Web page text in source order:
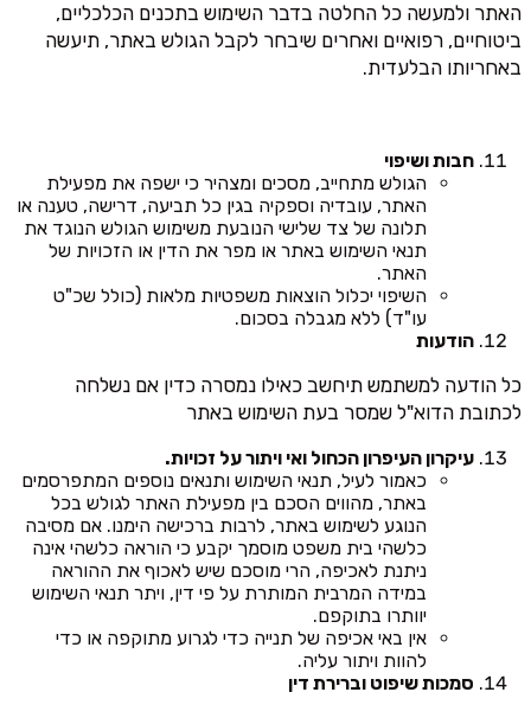
האתר ולמעשה כל החלטה בדבר השימוש בתכנים הכלכליים,
ביטוחיים, רפואיים ואחרים שיבחר לקבל הגולש באתר, תיעשה
באחריותו הבלעדית.
חבות ושיפוי
הגולש מתחייב, מסכים ומצהיר כי ישפה את מפעילת
האתר, עובדיה וספקיה בגין כל תביעה, דרישה, טענה או
תלונה של צד שלישי הנובעת משימוש הגולש הנוגד את
תנאי השימוש באתר או מפר את הדין או הזכויות של
האתר.
השיפוי יכלול הוצאות משפטיות מלאות (כולל שכ"ט
עו"ד) ללא מגבלה בסכום.
הודעות
כל הודעה למשתמש תיחשב כאילו נמסרה כדין אם נשלחה
לכתובת הדוא"ל שמסר בעת השימוש באתר
עיקרון העיפרון הכחול ואי ויתור על זכויות.
כאמור לעיל, תנאי השימוש ותנאים נוספים המתפרסמים
באתר, מהווים הסכם בין מפעילת האתר לגולש בכל
הנוגע לשימוש באתר, לרבות ברכישה הימנו. אם מסיבה
כלשהי בית משפט מוסמך יקבע כי הוראה כלשהי אינה
ניתנת לאכיפה, הרי מוסכם שיש לאכוף את ההוראה
במידה המרבית המותרת על פי דין, ויתר תנאי השימוש
יוותרו בתוקפם.
אין באי אכיפה של תנייה כדי לגרוע מתוקפה או כדי
להוות ויתור עליה.
סמכות שיפוט וברירת דין